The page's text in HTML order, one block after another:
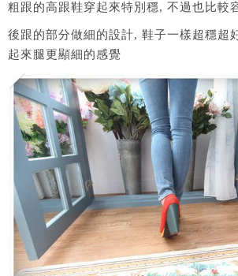
粗跟的高跟鞋穿起來特別穩, 不過也比較
後跟的部分做細的設計, 鞋子一樣超穩超
起來腿更顯細的感覺